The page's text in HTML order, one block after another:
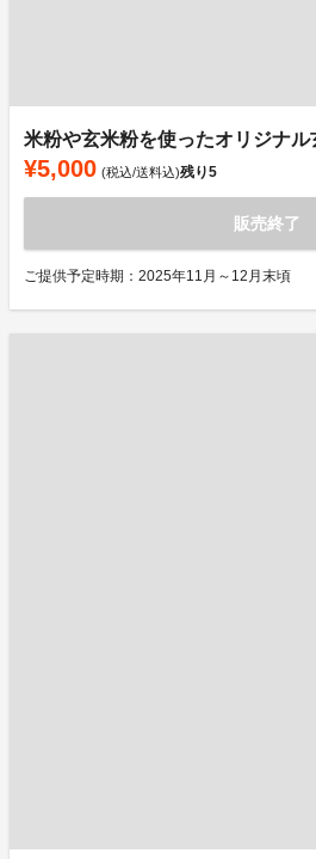
米粉や玄米粉を使ったオリジナ
¥5,000 (税込/送料込)残り5
販売終了
ご提供予定時期：2025年11月～12月末頃